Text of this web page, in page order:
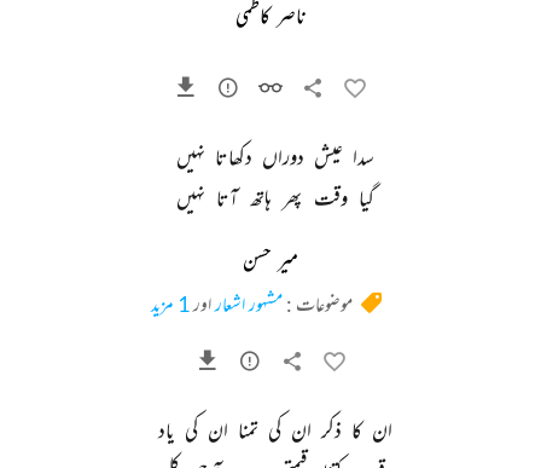
ناصر کاظمی
سدا عیش دوراں دکھاتا نہیں
گیا وقت پھر ہاتھ آتا نہیں
میر حسن
موضوعات :مشہور اشعاراور1 مزید
ان کا ذکر ان کی تمنا ان کی یاد